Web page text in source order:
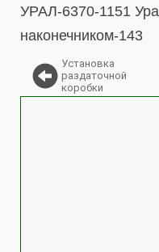
УРАЛ-6370-1151
наконечником-143
Установка
раздаточной
коробки